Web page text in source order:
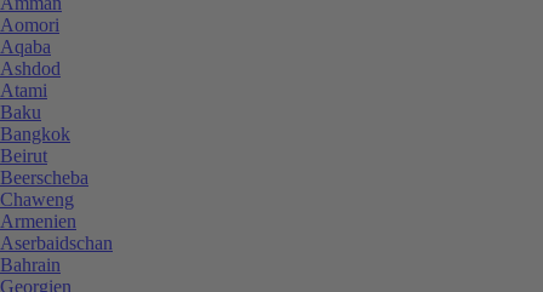
Aomori
Aqaba
Ashdod
Atami
Baku
Bangkok
Beirut
Beerscheba
Chaweng
Armenien
Aserbaidschan
Bahrain
Georgien